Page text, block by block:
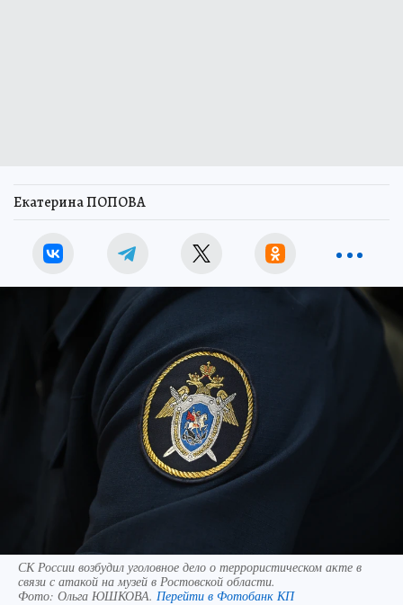
Екатерина ПОПОВА
СК России возбудил уголовное дело о террористическом акте в
связи с атакой на музей в Ростовской области.
Фото: Ольга ЮШКОВА. Перейти в Фотобанк КП